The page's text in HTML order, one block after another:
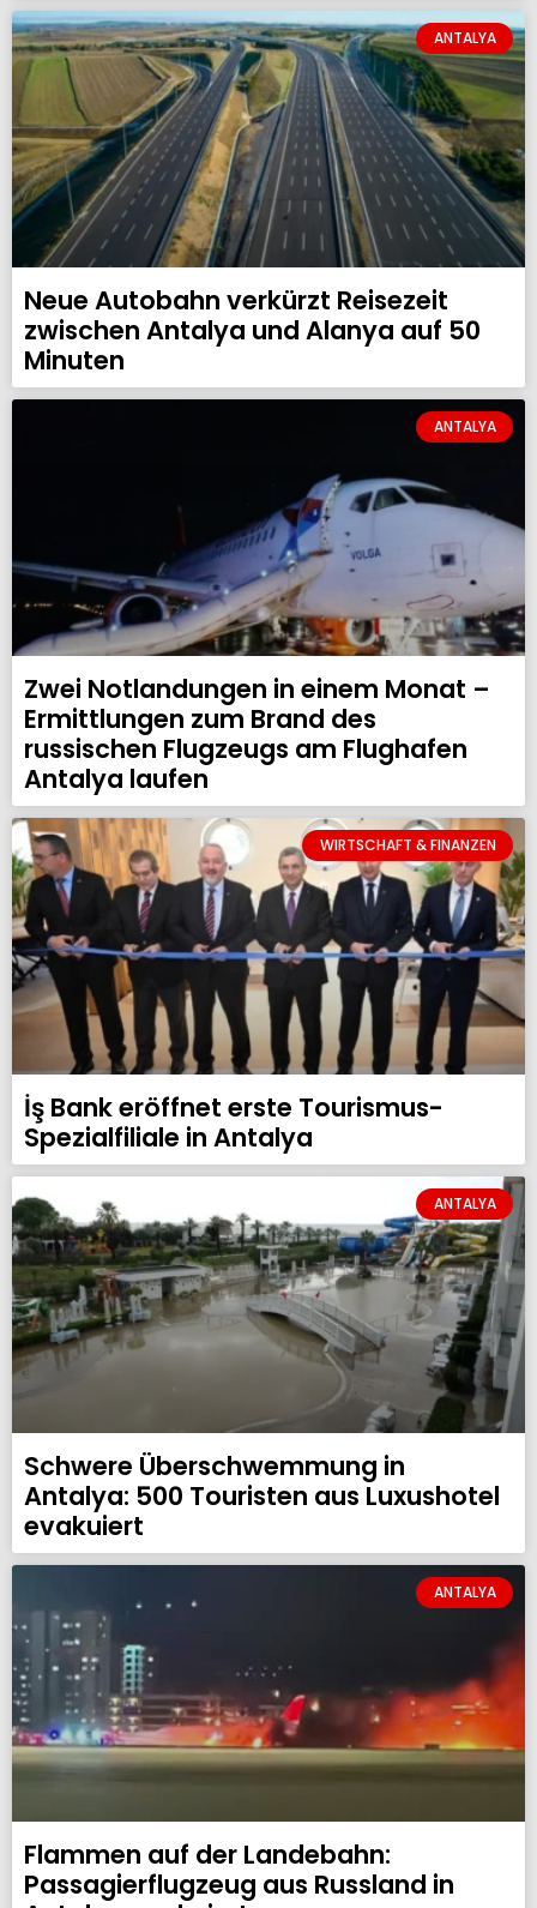
ANTALYA
Neue Autobahn verkürzt Reisezeit
zwischen Antalya und Alanya auf 50
Minuten
ANTALYA
Zwei Notlandungen in einem Monat –
Ermittlungen zum Brand des
russischen Flugzeugs am Flughafen
Antalya laufen
WIRTSCHAFT & FINANZEN
İş Bank eröffnet erste Tourismus-
Spezialfiliale in Antalya
ANTALYA
Schwere Überschwemmung in
Antalya: 500 Touristen aus Luxushotel
evakuiert
ANTALYA
Flammen auf der Landebahn:
Passagierflugzeug aus Russland in